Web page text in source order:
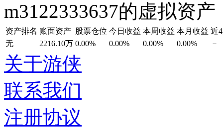
m3122333637的虚拟资产
资产排名 账面资产 股票仓位 今日收益 本周收益 本月收益 近
无
2216.10万 0.00% 0.00% 0.00% 0.00% －
关于游侠
联系我们
注册协议